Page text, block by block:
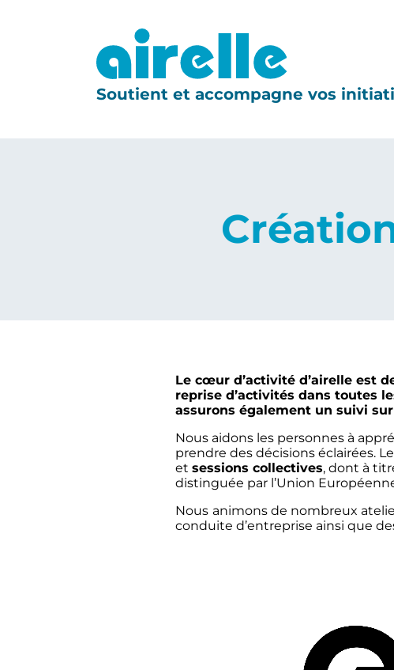
Soutient et accompagne vos
Le cœur d’activité d’airelle est
reprise d’activités dans toutes
assurons également un suivi
Nous aidons les personnes à
prendre des décisions éclairées.
et sessions collectives, dont à
distinguée par l’Union
Nous animons de nombreux
conduite d’entreprise ainsi que